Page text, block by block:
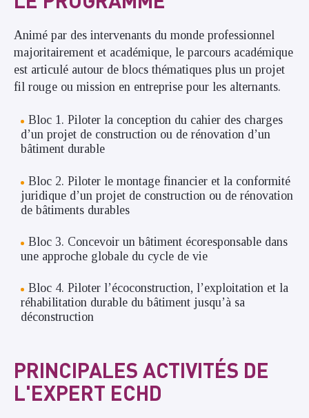
Animé par des intervenants du monde professionnel
majoritairement et académique, le parcours académique
est articulé autour de blocs thématiques plus un projet
fil rouge ou mission en entreprise pour les alternants.
Bloc 1. Piloter la conception du cahier des charges
d’un projet de construction ou de rénovation d’un
bâtiment durable
Bloc 2. Piloter le montage financier et la conformité
juridique d’un projet de construction ou de rénovation
de bâtiments durables
Bloc 3. Concevoir un bâtiment écoresponsable dans
une approche globale du cycle de vie
Bloc 4. Piloter l’écoconstruction, l’exploitation et la
réhabilitation durable du bâtiment jusqu’à sa
déconstruction
PRINCIPALES ACTIVITÉS DE
L'EXPERT ECHD